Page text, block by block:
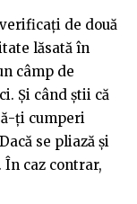
de două
lăsată în
câmp de
Și când știi că
ți cumperi
se pliază și
caz contrar,